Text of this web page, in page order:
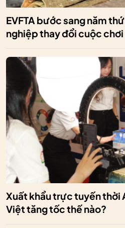
EVFTA bước sang năm
nghiệp thay đổi cuộc chơi
Xuất khẩu trực tuyến thời
Việt tăng tốc thế nào?